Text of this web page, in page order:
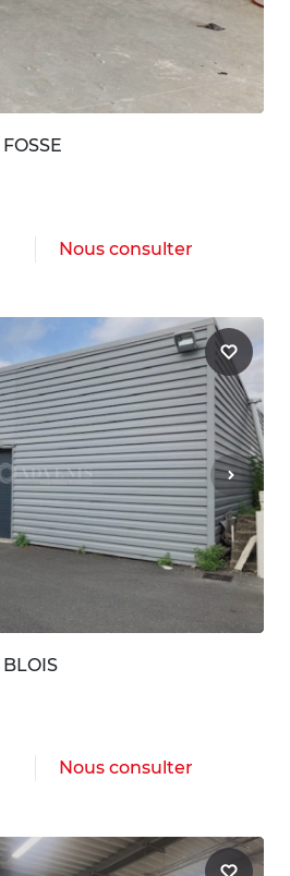
Nous consulter
Nous consulter